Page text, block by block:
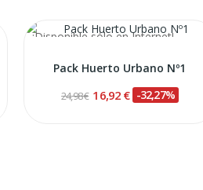
¡Disponible sólo en Internet!
Pack Huerto Urbano Nº1
24,98 € 16,92 € -32,27%